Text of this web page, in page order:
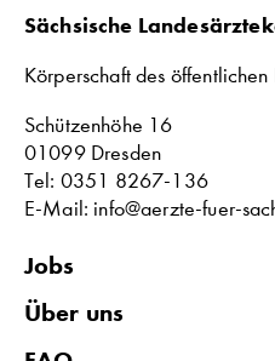
Sächsische
Körperschaft des öffentlichen
Schützenhöhe 16
01099 Dresden
Tel: 0351 8267-136
E-Mail: info@aerzte-fuer-
Jobs
Über uns